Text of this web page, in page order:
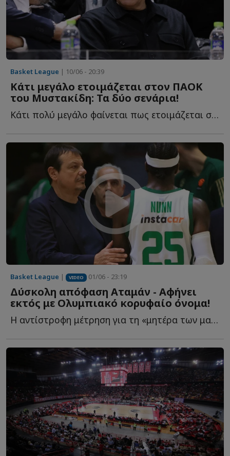
Basket League | 10/06 - 20:39
Κάτι μεγάλο ετοιμάζεται στον ΠΑΟΚ
του Μυστακίδη: Τα δύο σενάρια!
Κάτι πολύ μεγάλο φαίνεται πως ετοιμάζεται στον ΠΑΟΚ τ...
Basket League | VIDEO 01/06 - 23:19
Δύσκολη απόφαση Αταμάν - Αφήνει
εκτός με Ολυμπιακό κορυφαίο όνομα!
Η αντίστροφη μέτρηση για τη «μητέρα των μαχών» έχει ξ...